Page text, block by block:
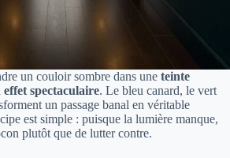
un couloir sombre dans une teinte
spectaculaire. Le bleu canard, le vert
un passage banal en véritable
est simple : puisque la lumière manque,
plutôt que de lutter contre.